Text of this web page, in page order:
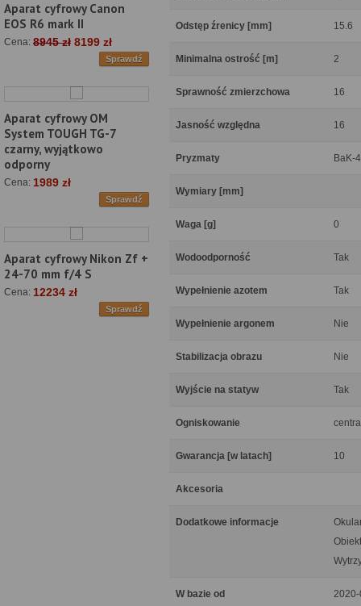
Aparat cyfrowy Canon
EOS R6 mark II
Cena: 8945 zł 8199 zł
Sprawdź
Aparat cyfrowy OM
System TOUGH TG-7
czarny, wyjątkowo
odporny
Cena: 1989 zł
Sprawdź
Aparat cyfrowy Nikon Zf +
24-70 mm f/4 S
Cena: 12234 zł
Sprawdź
Odstęp źrenicy [mm] 15.6
Minimalna ostrość [m] 2
Sprawność zmierzchowa 16
Jasność względna 16
Pryzmaty BaK-
Wymiary [mm]
Waga [g] 0
Wodoodporność Tak
Wypełnienie azotem Tak
Wypełnienie argonem Nie
Stabilizacja obrazu Nie
Wyjście na statyw Tak
Ogniskowanie
Gwarancja [w latach] 10
Akcesoria
Dodatkowe informacje
W bazie od